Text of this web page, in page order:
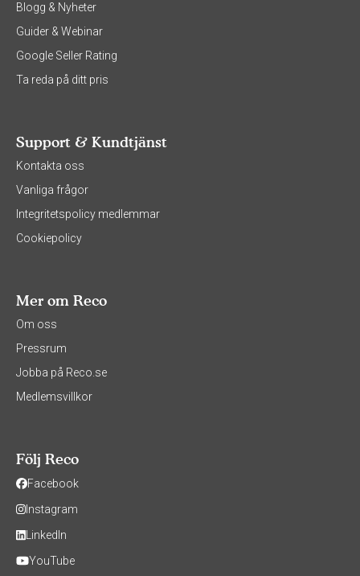
Blogg & Nyheter
Guider & Webinar
Google Seller Rating
Ta reda på ditt pris
Support & Kundtjänst
Kontakta oss
Vanliga frågor
Integritetspolicy medlemmar
Cookiepolicy
Mer om Reco
Om oss
Pressrum
Jobba på Reco.se
Medlemsvillkor
Följ Reco
Facebook
Instagram
LinkedIn
YouTube